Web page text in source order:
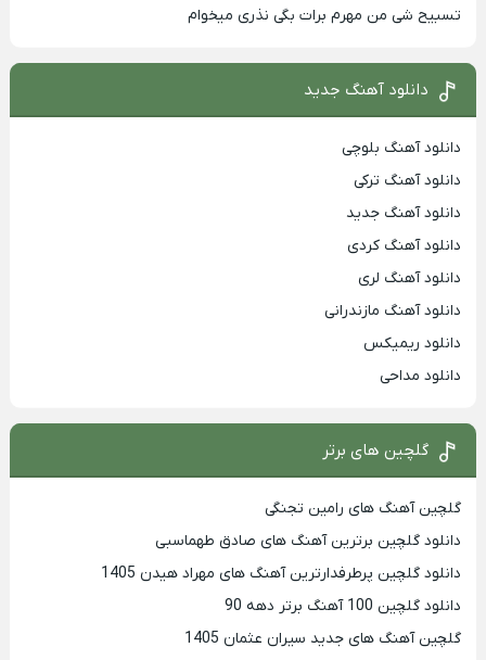
تسبیح شی من مهرم برات بگی نذری میخوام
دانلود آهنگ جدید
دانلود آهنگ بلوچی
دانلود آهنگ ترکی
دانلود آهنگ جدید
دانلود آهنگ کردی
دانلود آهنگ لری
دانلود آهنگ مازندرانی
دانلود ریمیکس
دانلود مداحی
گلچین های برتر
گلچین آهنگ های رامین تجنگی
دانلود گلچین برترین آهنگ های صادق طهماسبی
دانلود گلچین پرطرفدارترین آهنگ های مهراد هیدن 1405
دانلود گلچین 100 آهنگ برتر دهه 90
گلچین آهنگ های جدید سیران عثمان 1405